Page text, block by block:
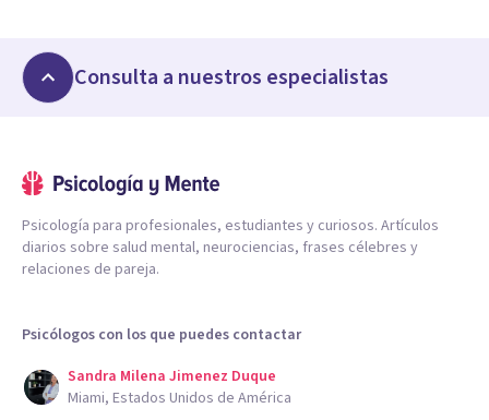
Consulta a nuestros especialistas
Psicología para profesionales, estudiantes y curiosos. Artículos
diarios sobre salud mental, neurociencias, frases célebres y
relaciones de pareja.
Psicólogos con los que puedes contactar
Sandra Milena Jimenez Duque
Miami, Estados Unidos de América